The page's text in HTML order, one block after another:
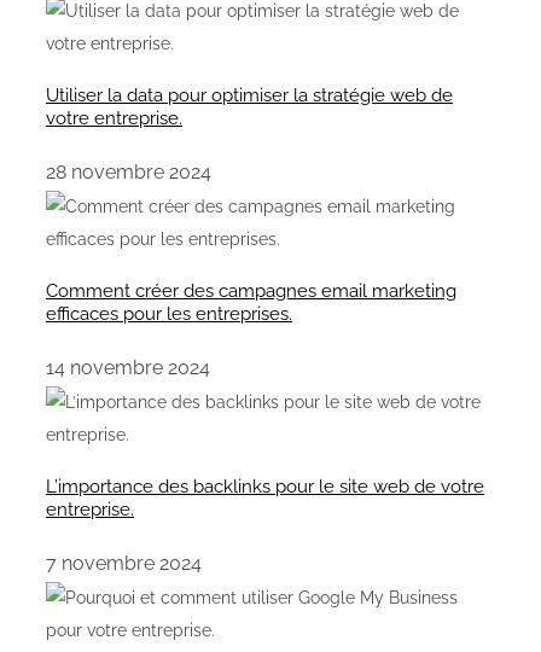
Utiliser la data pour optimiser la stratégie web de
votre entreprise.
28 novembre 2024
Comment créer des campagnes email marketing
efficaces pour les entreprises.
14 novembre 2024
L’importance des backlinks pour le site web de votre
entreprise.
7 novembre 2024